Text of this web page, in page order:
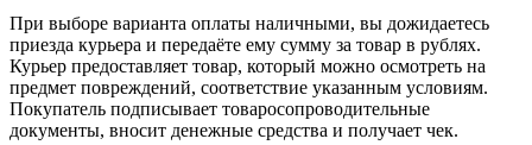
При выборе варианта оплаты наличными, вы дожидаетесь
приезда курьера и передаёте ему сумму за товар в рублях.
Курьер предоставляет товар, который можно осмотреть на
предмет повреждений, соответствие указанным условиям.
Покупатель подписывает товаросопроводительные
документы, вносит денежные средства и получает чек.